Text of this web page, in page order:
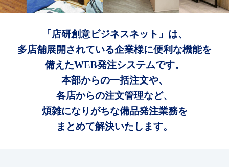
「店研創意ビジネスネット」は、
多店舗展開されている企業様に便利な機能を
備えたWEB発注システムです。
本部からの一括注文や、
各店からの注文管理など、
煩雑になりがちな備品発注業務を
まとめて解決いたします。